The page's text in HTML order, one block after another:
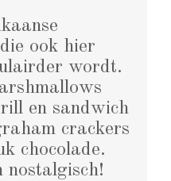
ook hier
wordt.
en sandwich
crackers
chocolade.
nostalgisch!